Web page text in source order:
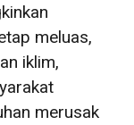
meluas,
iklim,
merusak